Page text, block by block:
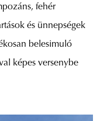
fehér
és ünnepségek
belesimuló
képes versenybe